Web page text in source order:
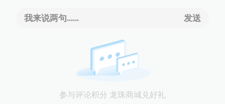
我来说两句...... 发送
参与评论积分 龙珠商城兑好礼